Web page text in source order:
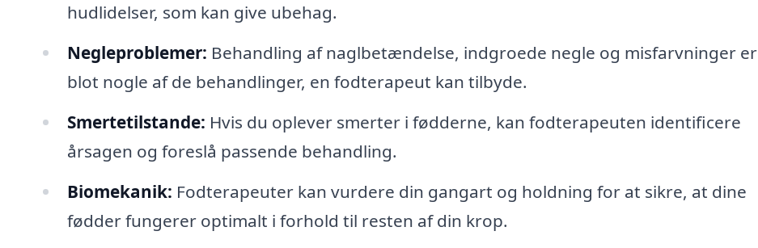
hudlidelser, som kan give ubehag.
Negleproblemer: Behandling af naglbetændelse, indgroede negle og misfarvninger er
blot nogle af de behandlinger, en fodterapeut kan tilbyde.
Smertetilstande: Hvis du oplever smerter i fødderne, kan fodterapeuten identificere
årsagen og foreslå passende behandling.
Biomekanik: Fodterapeuter kan vurdere din gangart og holdning for at sikre, at dine
fødder fungerer optimalt i forhold til resten af din krop.